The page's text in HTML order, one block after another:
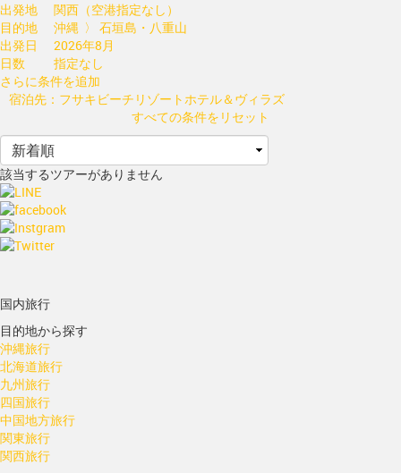
出発地
関西（空港指定なし）
目的地
沖縄 〉 石垣島・八重山
出発日
2026年8月
日数
指定なし
さらに条件を追加
宿泊先：フサキビーチリゾートホテル＆ヴィラズ
すべての条件をリセット
該当するツアーがありません
国内旅行
目的地から探す
沖縄旅行
北海道旅行
九州旅行
四国旅行
中国地方旅行
関東旅行
関西旅行